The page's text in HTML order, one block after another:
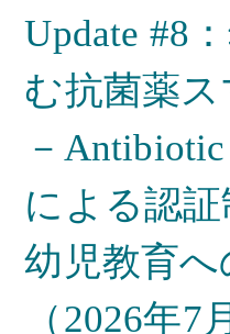
Update #8
む抗菌薬
－Antibiotic
による認証
幼児教育へ
（2026年7